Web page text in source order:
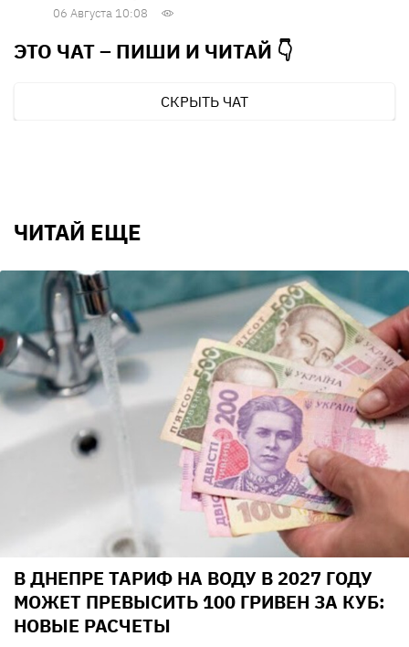
06 Августа 10:08
ЭТО ЧАТ – ПИШИ И ЧИТАЙ 👇
СКРЫТЬ ЧАТ
ЧИТАЙ ЕЩЕ
В ДНЕПРЕ ТАРИФ НА ВОДУ В 2027 ГОДУ
МОЖЕТ ПРЕВЫСИТЬ 100 ГРИВЕН ЗА КУБ:
НОВЫЕ РАСЧЕТЫ